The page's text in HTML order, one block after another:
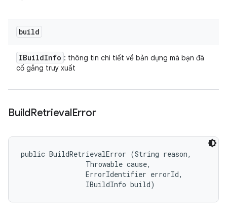
build
IBuildInfo : thông tin chi tiết về bản dựng mà bạn đã
cố gắng truy xuất
BuildRetrievalError
public BuildRetrievalError (String reason,
                Throwable cause,
                ErrorIdentifier errorId,
                IBuildInfo build)